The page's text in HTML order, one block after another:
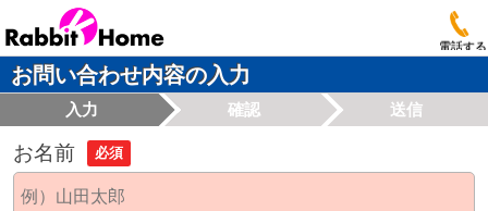
電話する
お問い合わせ内容の入力
入力 確認 送信
お名前 必須